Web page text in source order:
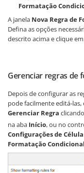
Formatação
A janela Nova Regra de
Defina as opções
descrito acima e clique em
Gerenciar regras de
Depois de configurar as
pode facilmente editá-las,
Gerenciar Regra
na aba Início, ou no
Configurações de Célula
Formatação Condicional